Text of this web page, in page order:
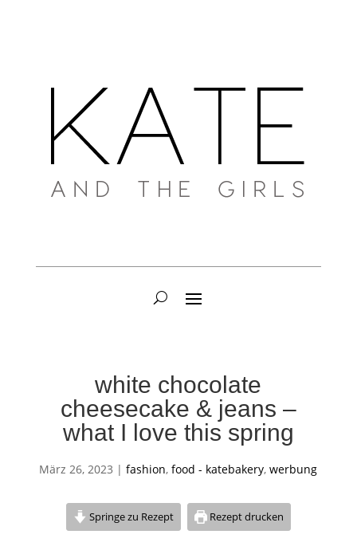
white chocolate
cheesecake & jeans –
what I love this spring
März 26, 2023 |fashion,food - katebakery,werbung
Springe zu Rezept Rezept drucken